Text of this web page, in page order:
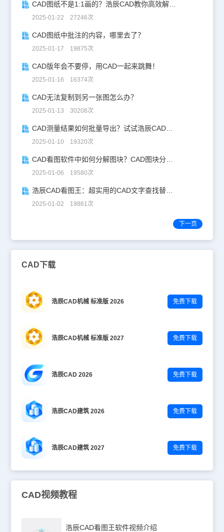
CAD图纸不是1:1画的？浩辰CAD教你高效解决！
2025-01-22 27246次
CAD图纸中批注的内容，哪里去了？
2025-01-17 19875次
CAD版年会不要停，用CAD一起来跳舞！
2025-01-16 16374次
CAD无法复制到另一张图怎么办？
2025-01-13 30208次
CAD测量结果如何批量导出？试试浩辰CAD看图王！
2025-01-10 19320次
CAD看图软件中如何分解图块？CAD图块分解详解！
2025-01-06 19580次
浩辰CAD看图王：超实用的CAD文字查找替换技巧分享！
2025-01-02 19861次
下一页
CAD下载
浩辰CAD机械 标准版 2026 免费下载
浩辰CAD机械 标准版 2027 免费下载
浩辰CAD 2026 免费下载
浩辰CAD建筑 2026 免费下载
浩辰CAD建筑 2027 免费下载
CAD视频教程
浩辰CAD看图王软件视频介绍